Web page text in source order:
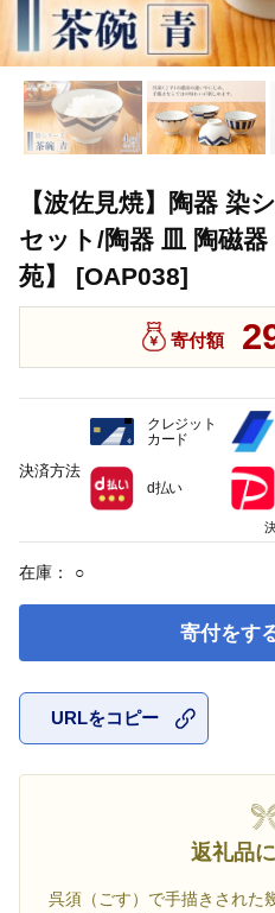
【波佐見焼】陶器 染
セット/陶器 皿 陶磁
苑】 [OAP038]
寄付額
在庫： ○
寄付をす
URLをコピー
返礼品
呉須（ごす）で手描きされた
決済方法
クレジット
カード
d払い